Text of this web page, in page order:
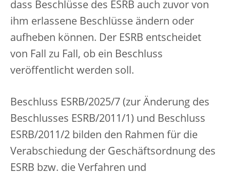
dass Beschlüsse des ESRB auch zuvor von
ihm erlassene Beschlüsse ändern oder
aufheben können. Der ESRB entscheidet
von Fall zu Fall, ob ein Beschluss
veröffentlicht werden soll.
Beschluss ESRB/2025/7 (zur Änderung des
Beschlusses ESRB/2011/1) und Beschluss
ESRB/2011/2 bilden den Rahmen für die
Verabschiedung der Geschäftsordnung des
ESRB bzw. die Verfahren und